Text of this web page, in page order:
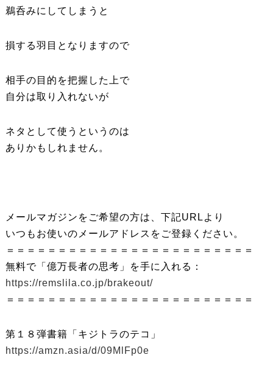
鵜呑みにしてしまうと
損する羽目となりますので
相手の目的を把握した上で
自分は取り入れないが
ネタとして使うというのは
ありかもしれません。
メールマガジンをご希望の方は、下記URLより
いつもお使いのメールアドレスをご登録ください。
＝＝＝＝＝＝＝＝＝＝＝＝＝＝＝＝＝＝＝＝＝＝＝＝
無料で「億万長者の思考」を手に入れる：
https://remslila.co.jp/brakeout/
＝＝＝＝＝＝＝＝＝＝＝＝＝＝＝＝＝＝＝＝＝＝＝＝
第１８弾書籍「キジトラのテコ」
https://amzn.asia/d/09MlFp0e